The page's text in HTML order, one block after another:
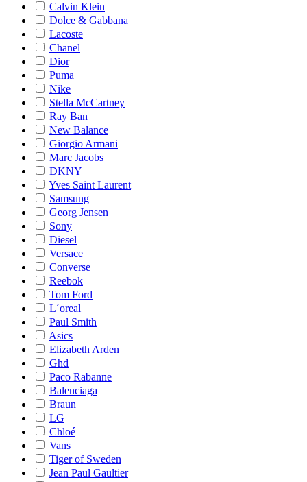
Calvin Klein
Dolce & Gabbana
Lacoste
Chanel
Dior
Puma
Nike
Stella McCartney
Ray Ban
New Balance
Giorgio Armani
Marc Jacobs
DKNY
Yves Saint Laurent
Samsung
Georg Jensen
Sony
Diesel
Versace
Converse
Reebok
Tom Ford
L´oreal
Paul Smith
Asics
Elizabeth Arden
Ghd
Paco Rabanne
Balenciaga
Braun
LG
Chloé
Vans
Tiger of Sweden
Jean Paul Gaultier